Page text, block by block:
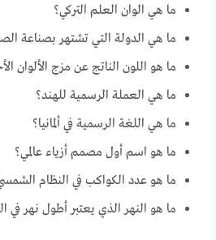
ما هي الوان العلم التركي؟
ما هي الدولة التي تشتهر بصناعة
ما هو اللون الناتج عن مزج الألوان
ما هي العملة الرسمية للهند؟
ما هي اللغة الرسمية في ألمانيا؟
ما هو اسم أول مصمم أزياء عالمي؟
ما هو عدد الكواكب في النظام
ما هو النهر الذي يعتبر أطول نهر في